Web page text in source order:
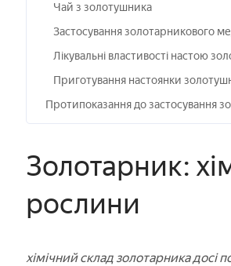
Чай з золотушника
Застосування золотарникового
Лікувальні властивості настою
Приготування настоянки
Протипоказання до застосування
Золотарник:
рослини
хімічний склад золотарника досі